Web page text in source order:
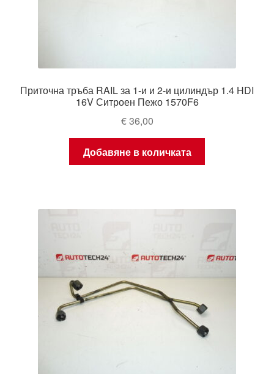
Приточна тръба RAIL за 1-и и 2-и цилиндър 1.4 HDI
16V Ситроен Пежо 1570F6
€36,00
Добавяне в количката